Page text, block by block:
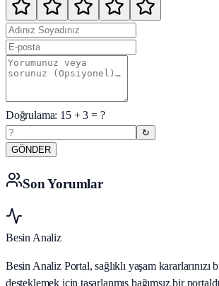
Doğrulama: 15+3 = ?
↻
GÖNDER
Son Yorumlar
Besin Analiz
Besin Analiz Portal, sağlıklı yaşam kararlarınızı
desteklemek için tasarlanmış bağımsız bir